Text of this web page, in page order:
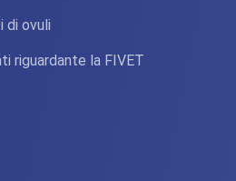
di ovuli
riguardante la FIVET